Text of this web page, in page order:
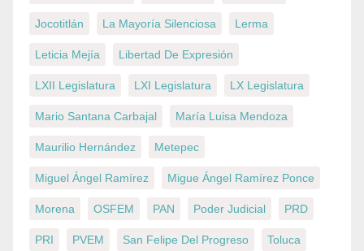
Jocotitlán La Mayoría Silenciosa Lerma
Leticia Mejía Libertad De Expresión
LXII Legislatura LXI Legislatura LX Legislatura
Mario Santana Carbajal María Luisa Mendoza
Maurilio Hernández Metepec
Miguel Ángel Ramírez Migue Ángel Ramírez Ponce
Morena OSFEM PAN Poder Judicial PRD
PRI PVEM San Felipe Del Progreso Toluca